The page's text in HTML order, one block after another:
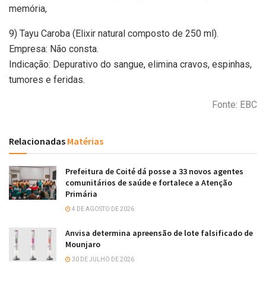
memória,
9) Tayu Caroba (Elixir natural composto de 250 ml).
Empresa: Não consta.
Indicação: Depurativo do sangue, elimina cravos, espinhas,
tumores e feridas.
Fonte: EBC
Relacionadas Matérias
Prefeitura de Coité dá posse a 33 novos agentes
comunitários de saúde e fortalece a Atenção
Primária
4 DE AGOSTO DE 2026
Anvisa determina apreensão de lote falsificado de
Mounjaro
30 DE JULHO DE 2026